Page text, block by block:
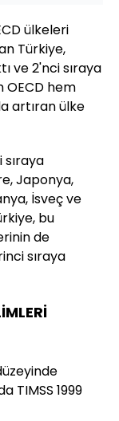
ülkeleri
Türkiye,
ve 2'nci sıraya
OECD hem
artıran ülke
sıraya
Japonya,
İsveç ve
bu
de
sıraya
TIMSS 1999